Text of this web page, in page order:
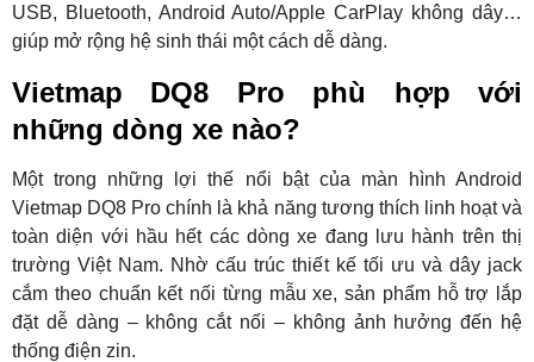
USB, Bluetooth, Android Auto/Apple CarPlay không dây…
giúp mở rộng hệ sinh thái một cách dễ dàng.
Vietmap DQ8 Pro phù hợp với
những dòng xe nào?
Một trong những lợi thế nổi bật của màn hình Android
Vietmap DQ8 Pro chính là khả năng tương thích linh hoạt và
toàn diện với hầu hết các dòng xe đang lưu hành trên thị
trường Việt Nam. Nhờ cấu trúc thiết kế tối ưu và dây jack
cắm theo chuẩn kết nối từng mẫu xe, sản phẩm hỗ trợ lắp
đặt dễ dàng – không cắt nối – không ảnh hưởng đến hệ
thống điện zin.